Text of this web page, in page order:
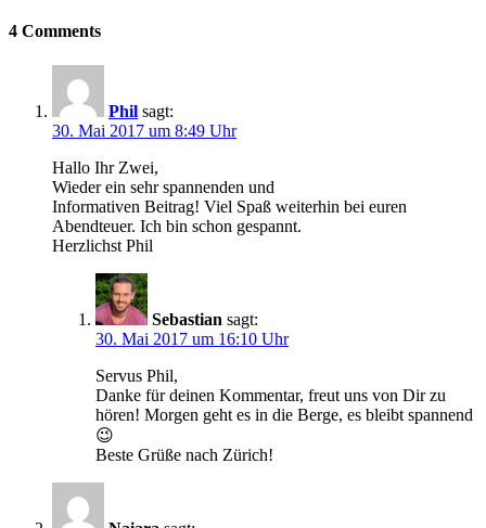
4 Comments
Phil sagt:
30. Mai 2017 um 8:49 Uhr
Hallo Ihr Zwei,
Wieder ein sehr spannenden und
Informativen Beitrag! Viel Spaß weiterhin bei euren
Abendteuer. Ich bin schon gespannt.
Herzlichst Phil
Sebastian sagt:
30. Mai 2017 um 16:10 Uhr
Servus Phil,
Danke für deinen Kommentar, freut uns von Dir zu
hören! Morgen geht es in die Berge, es bleibt spannend
😉
Beste Grüße nach Zürich!